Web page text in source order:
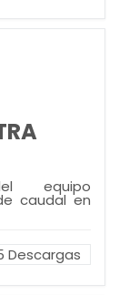
equipo
caudal en
Descargas